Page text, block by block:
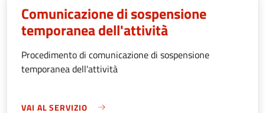
Comunicazione di sospensione
temporanea dell'attività
Procedimento di comunicazione di sospensione
temporanea dell'attività
VAI AL SERVIZIO